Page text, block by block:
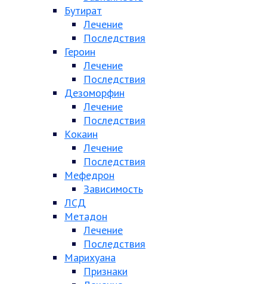
Бутират
Лечение
Последствия
Героин
Лечение
Последствия
Дезоморфин
Лечение
Последствия
Кокаин
Лечение
Последствия
Мефедрон
Зависимость
ЛСД
Метадон
Лечение
Последствия
Марихуана
Признаки